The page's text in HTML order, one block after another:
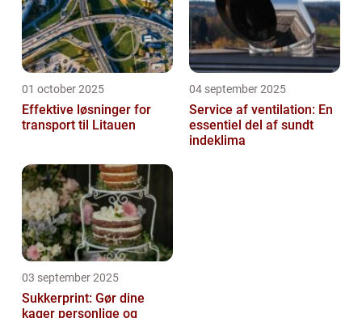
01 october 2025
Effektive løsninger for
transport til Litauen
04 september 2025
Service af ventilation: En
essentiel del af sundt
indeklima
03 september 2025
Sukkerprint: Gør dine
kager personlige og